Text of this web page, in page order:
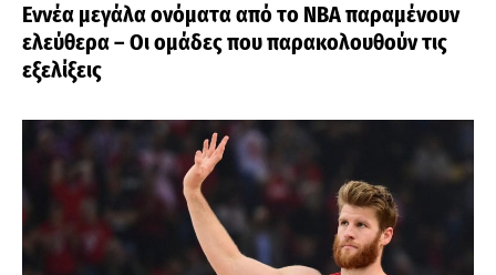
Εννέα μεγάλα ονόματα από το ΝΒΑ παραμένουν
ελεύθερα – Οι ομάδες που παρακολουθούν τις
εξελίξεις